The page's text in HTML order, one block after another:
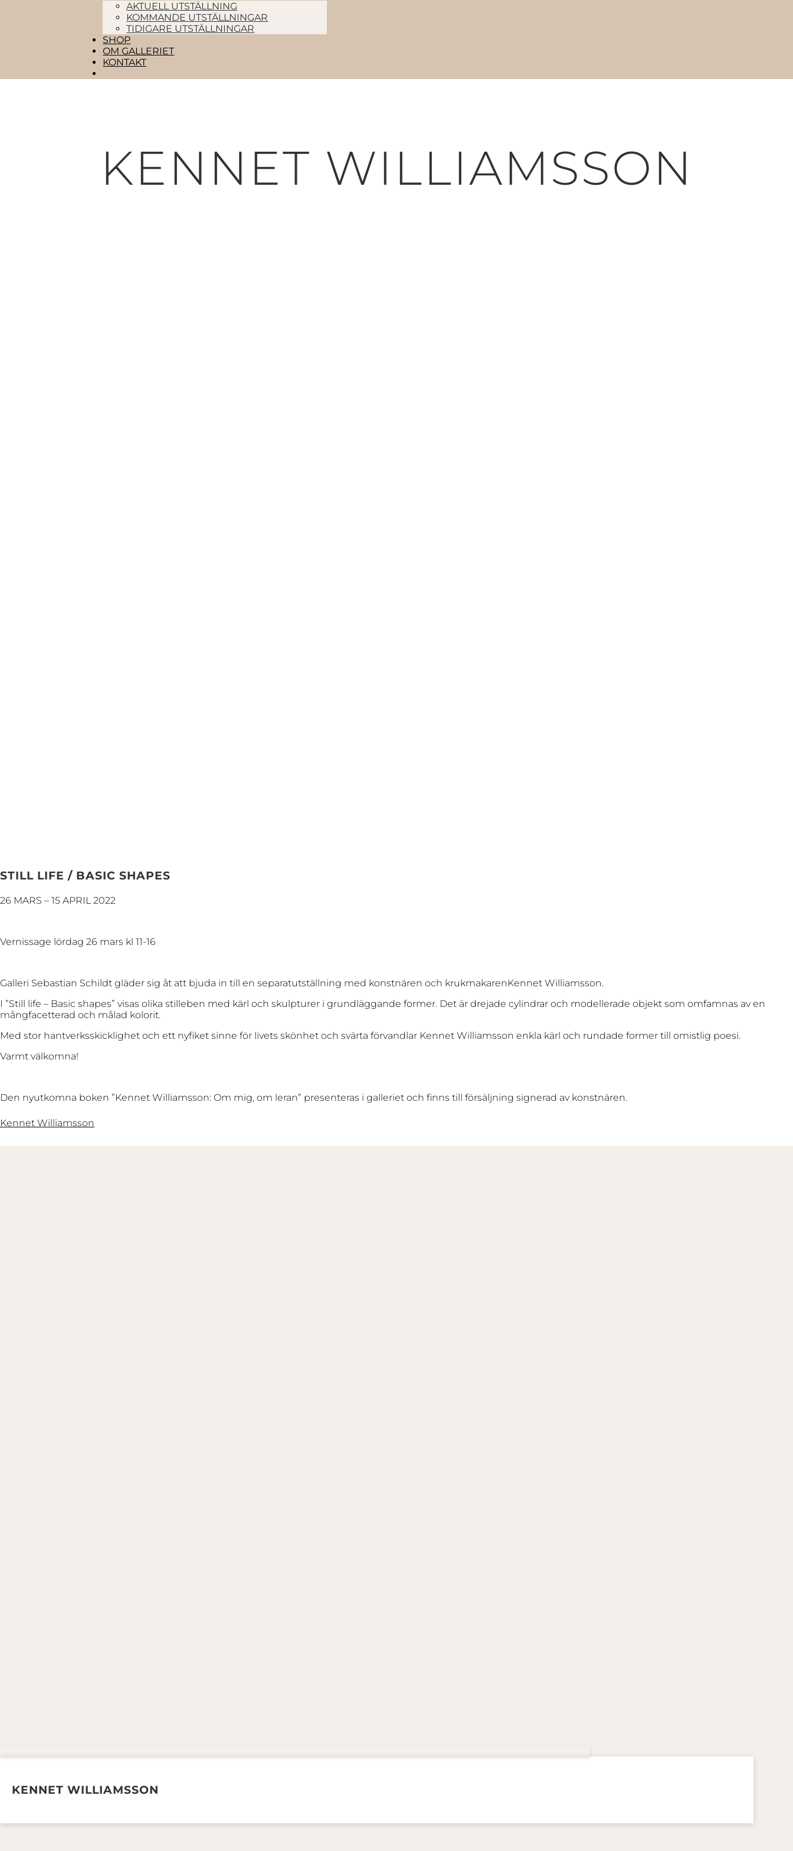
AKTUELL UTSTÄLLNING
KOMMANDE UTSTÄLLNINGAR
TIDIGARE UTSTÄLLNINGAR
SHOP
OM GALLERIET
KONTAKT
KENNET WILLIAMSSON
STILL LIFE / BASIC SHAPES
26 MARS – 15 APRIL 2022
Vernissage lördag 26 mars kl 11-16
Galleri Sebastian Schildt gläder sig åt att bjuda in till en separatutställning med konstnären och krukmakarenKennet Williamsson.
I ”Still life – Basic shapes” visas olika stilleben med kärl och skulpturer i grundläggande former. Det är drejade cylindrar och modellerade objekt som omfamnas av en
mångfacetterad och målad kolorit.
Med stor hantverksskicklighet och ett nyfiket sinne för livets skönhet och svärta förvandlar Kennet Williamsson enkla kärl och rundade former till omistlig poesi.
Varmt välkomna!
Den nyutkomna boken ”Kennet Williamsson: Om mig, om leran” presenteras i galleriet och finns till försäljning signerad av konstnären.
Kennet Williamsson
KENNET WILLIAMSSON